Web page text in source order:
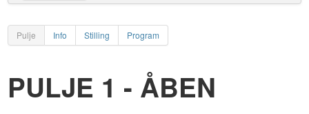
Pulje Info Stilling Program
PULJE 1 - ÅBEN